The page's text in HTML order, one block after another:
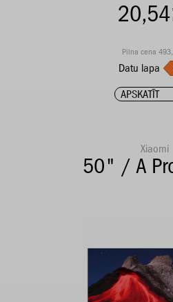
20,54
Pilna cena
Datu lapa
APSKATĪT
Xiaomi
50" / A